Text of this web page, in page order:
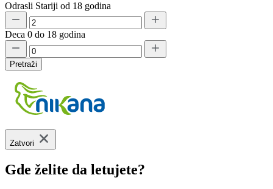
Odrasli Stariji od 18 godina
Deca 0 do 18 godina
Pretraži
Zatvori
Gde želite da letujete?